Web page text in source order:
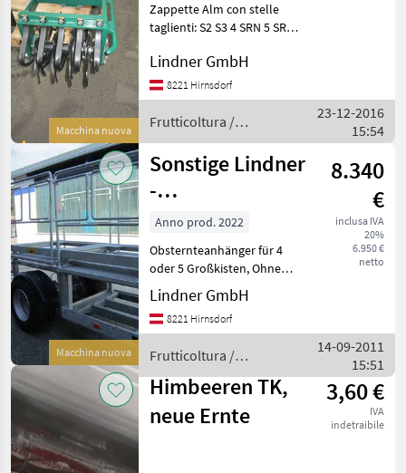
Macchina nuova
Zappette Alm con stelle
taglienti: S2 S3 4 SRN 5 SRN
montaggio su un lato e su
entrambi i lati, tipo UGR e
KVR, Quest'anno le
zappatric
Lindner GmbH
8221 Hirnsdorf
Frutticoltura /
Sonstige
23-12-2016
15:54
Macchina nuova
Sonstige Lindner
-
Obsternteanhänger
8.340
€
inclusa IVA
20%
6.950 €
netto
Anno prod. 2022
Obsternteanhänger für 4
oder 5 Großkisten, Ohne
Lenkung und Bremse,
hydraulisch gelenkte Achse
ungebremst 10km/H,
gebremst , Schwenkdeichse
Lindner GmbH
8221 Hirnsdorf
Frutticoltura /
Sonstige
14-09-2011
15:51
Himbeeren TK,
neue Ernte
3,60 €
IVA
indetraibile